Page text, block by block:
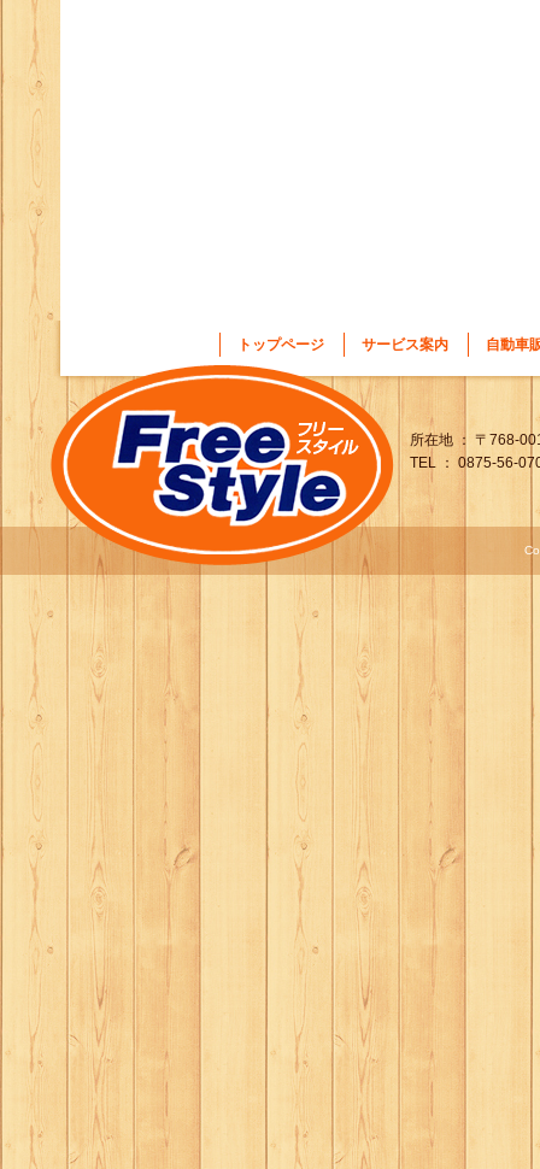
トップページ サービス案内 自動車
所在地 ： 〒768-
TEL ： 0875-56-